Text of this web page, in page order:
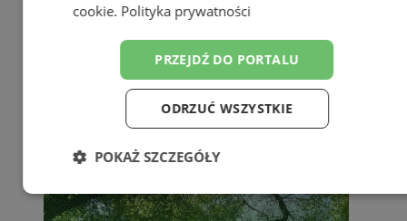
cookie. Polityka prywatności
PRZEJDŹ DO PORTALU
ODRZUĆ WSZYSTKIE
POKAŻ SZCZEGÓŁY
Niezbędne Wydajność Targetowanie